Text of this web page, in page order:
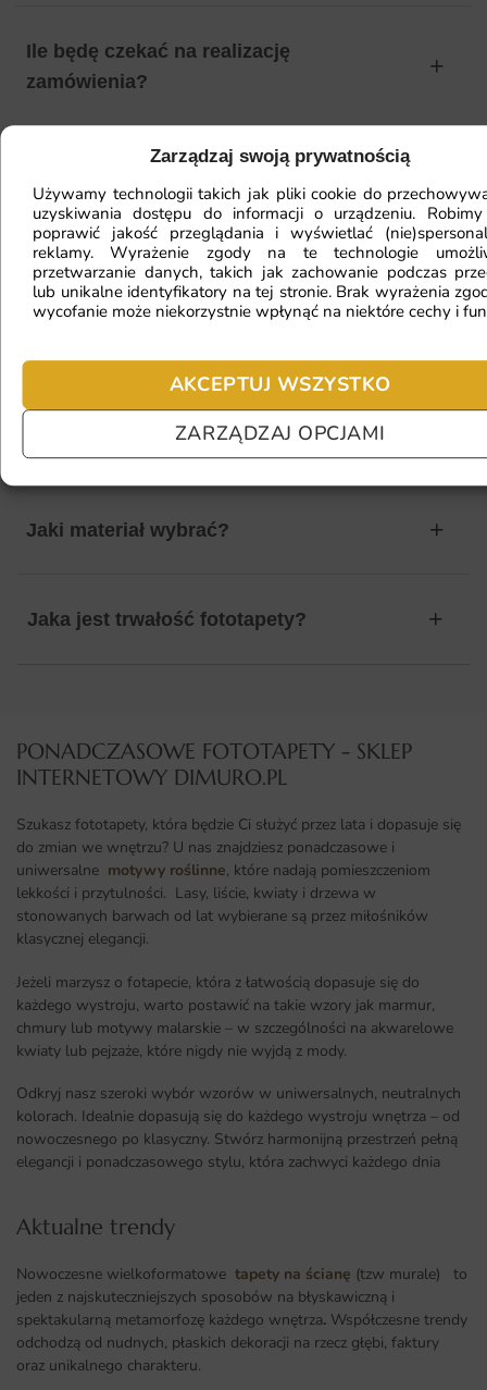
Zarządzaj swoją prywatnością
Używamy technologii takich jak pliki cookie do
uzyskiwania dostępu do informacji o urządzeniu.
poprawić jakość przeglądania i wyświetlać
reklamy. Wyrażenie zgody na te technologie
przetwarzanie danych, takich jak zachowanie podczas
lub unikalne identyfikatory na tej stronie. Brak wyrażenia
wycofanie może niekorzystnie wpłynąć na niektóre cechy i
AKCEPTUJ WSZYSTKO
ZARZĄDZAJ OPCJAMI
Ile będę czekać na realizację
zamówienia?
Czy mogę zwrócić fototapetę?
Jak zamontować fototapetę? / Jak
przygotować ścianę?
Fototapeta ma inny kolor na telefonie
a inny na komputerze. Jak sprawdzić
Jaki materiał wybrać?
Jaka jest trwałość fototapety?
PONADCZASOWE FOTOTAPETY - SKLEP
INTERNETOWY DIMURO.PL​
Szukasz fototapety, która będzie Ci służyć przez lata i dopasuje się
do zmian we wnętrzu? U nas znajdziesz ponadczasowe i
uniwersalne motywy roślinne, które nadają pomieszczeniom
lekkości i przytulności. Lasy, liście, kwiaty i drzewa w
stonowanych barwach od lat wybierane są przez miłośników
klasycznej elegancji.
Jeżeli marzysz o fotapecie, która z łatwością dopasuje się do
każdego wystroju, warto postawić na takie wzory jak marmur,
chmury lub motywy malarskie – w szczególności na akwarelowe
kwiaty lub pejzaże, które nigdy nie wyjdą z mody.
Odkryj nasz szeroki wybór wzorów w uniwersalnych, neutralnych
kolorach. Idealnie dopasują się do każdego wystroju wnętrza – od
nowoczesnego po klasyczny. Stwórz harmonijną przestrzeń pełną
elegancji i ponadczasowego stylu, która zachwyci każdego dnia
Aktualne trendy​
Nowoczesne wielkoformatowe tapety na ścianę (tzw murale) to
jeden z najskuteczniejszych sposobów na błyskawiczną i
spektakularną metamorfozę każdego wnętrza. Współczesne trendy
odchodzą od nudnych, płaskich dekoracji na rzecz głębi, faktury
oraz unikalnego charakteru.